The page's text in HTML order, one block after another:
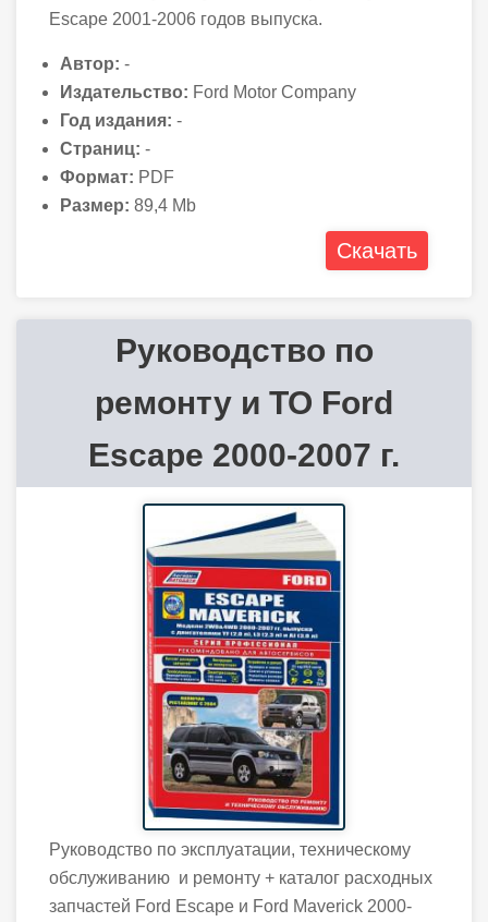
Escape 2001-2006 годов выпуска.
Автор: -
Издательство: Ford Motor Company
Год издания: -
Страниц: -
Формат: PDF
Размер: 89,4 Mb
Скачать
Руководство по
ремонту и ТО Ford
Escape 2000-2007 г.
Руководство по эксплуатации, техническому
обслуживанию и ремонту + каталог расходных
запчастей Ford Escape и Ford Maverick 2000-